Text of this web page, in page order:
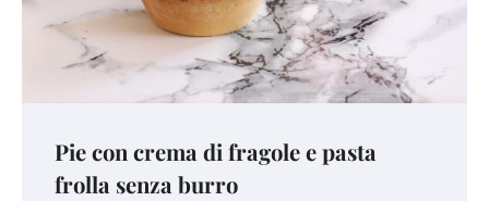
Pie con crema di fragole e pasta
frolla senza burro